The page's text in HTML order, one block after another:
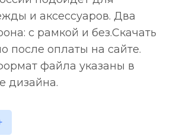
и аксессуаров. Два
с рамкой и без.Скачать
после оплаты на сайте.
файла указаны в
дизайна.